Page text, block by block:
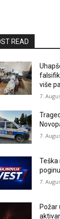
READ
više
7.
7.
Teška
7.
Požar